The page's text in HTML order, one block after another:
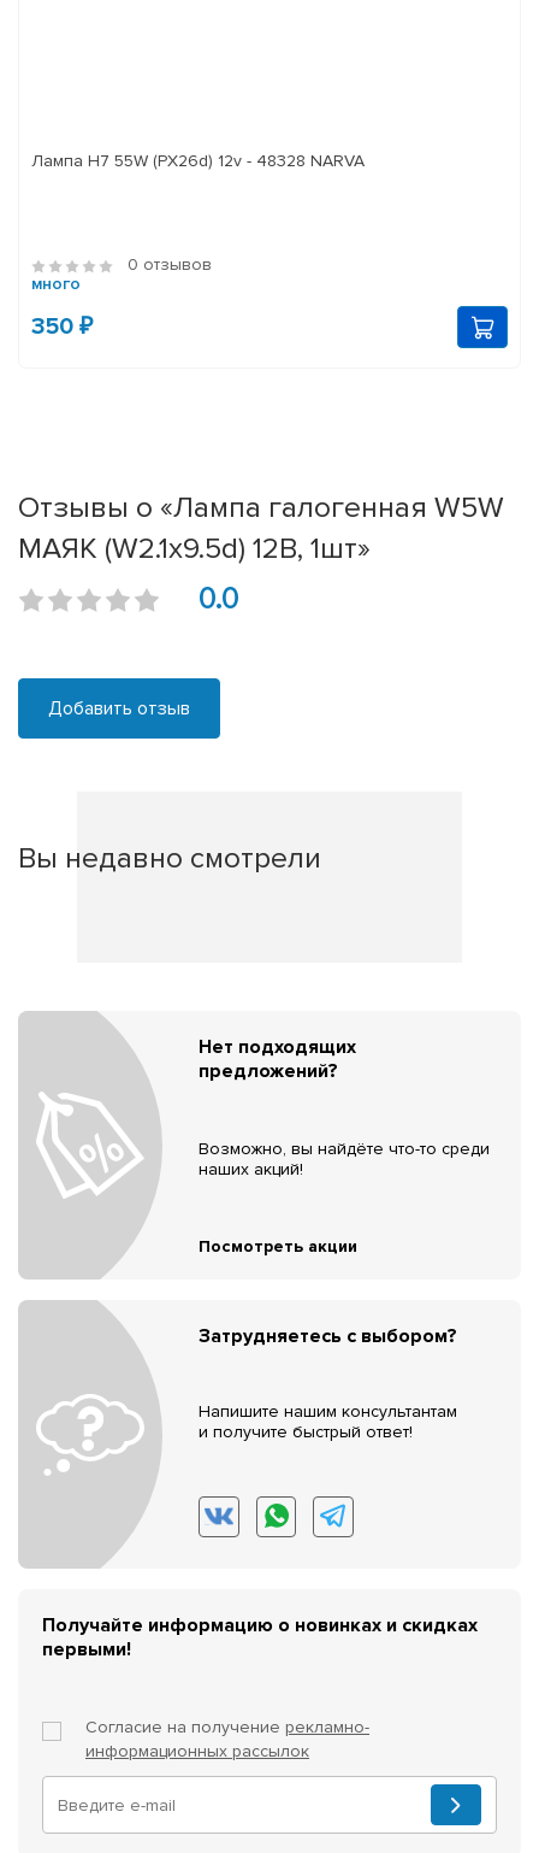
Лампа H7 55W (PX26d) 12v - 48328 NARVA
0 отзывов
много
350 ₽
Отзывы о «Лампа галогенная W5W
МАЯК (W2.1x9.5d) 12В, 1шт»
0.0
Добавить отзыв
Вы недавно смотрели
Нет подходящих
предложений?
Возможно, вы найдёте что-то среди
наших акций!
Посмотреть акции
Затрудняетесь с выбором?
Напишите нашим консультантам
и получите быстрый ответ!
Получайте информацию о новинках и скидках
первыми!
Согласие на получение рекламно-
информационных рассылок